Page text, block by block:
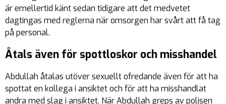
är emellertid känt sedan tidigare att det medvetet
dagtingas med reglerna när omsorgen har svårt att få tag
på personal.
Åtals även för spottloskor och misshandel
Abdullah åtalas utöver sexuellt ofredande även för att ha
spottat en kollega i ansiktet och för att ha misshandlat
andra med slag i ansiktet. När Abdullah greps av polisen